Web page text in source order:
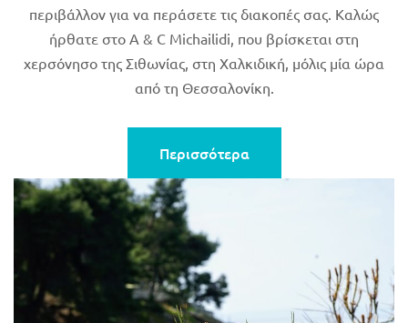
περιβάλλον για να περάσετε τις διακοπές σας. Καλώς
ήρθατε στο A & C Michailidi, που βρίσκεται στη
χερσόνησο της Σιθωνίας, στη Χαλκιδική, μόλις μία ώρα
από τη Θεσσαλονίκη.
Περισσότερα